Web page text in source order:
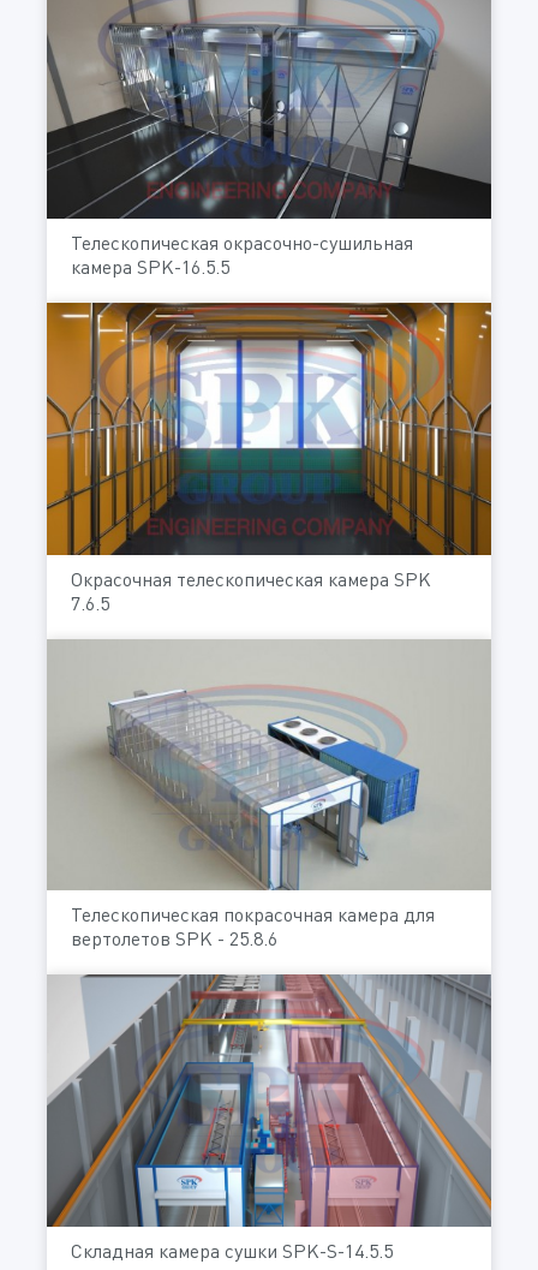
Телескопическая окрасочно-сушильная
камера SPK-16.5.5
Окрасочная телескопическая камера SPK
7.6.5
Телескопическая покрасочная камера для
вертолетов SPK - 25.8.6
Складная камера сушки SPK-S-14.5.5